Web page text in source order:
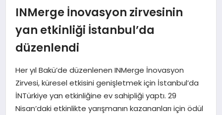
SAĞLIK
EKONOMI
MAGAZIN
INMerge İnovasyon zirvesinin
yan etkinliği İstanbul’da
düzenlendi
Her yıl Bakü’de düzenlenen INMerge İnovasyon
Zirvesi, küresel etkisini genişletmek için İstanbul’da
İNTürkiye yan etkinliğine ev sahipliği yaptı. 29
Nisan’daki etkinlikte yarışmanın kazananları için ödül